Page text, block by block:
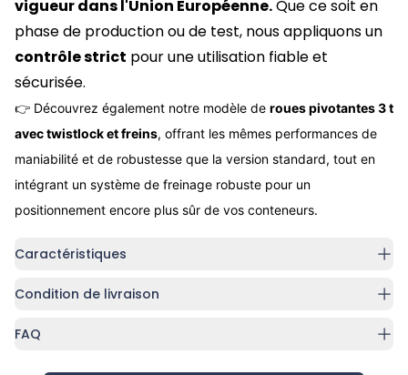
vigueur dans l'Union Européenne.Que ce soit en
phase de production ou de test, nous appliquons un
contrôle strict pour une utilisation fiable et
sécurisée.
👉 Découvrez également notre modèle de roues pivotantes 3 t
avec twistlock et freins, offrant les mêmes performances de
maniabilité et de robustesse que la version standard, tout en
intégrant un système de freinage robuste pour un
positionnement encore plus sûr de vos conteneurs.
Caractéristiques
Condition de livraison
FAQ